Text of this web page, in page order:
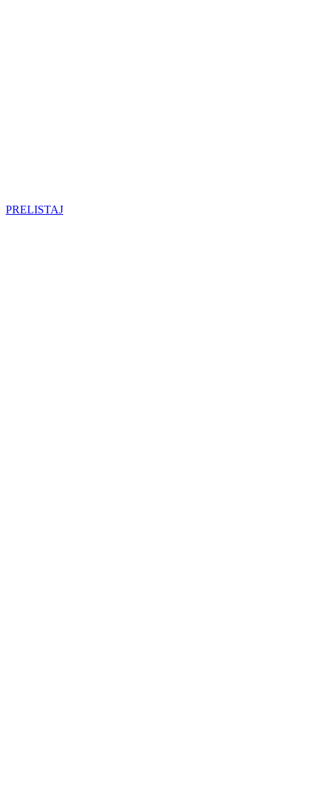
PRELISTAJ